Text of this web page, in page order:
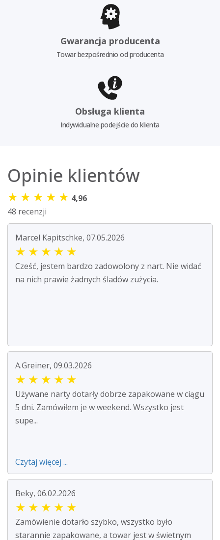
Gwarancja producenta
Towar bezpośrednio od producenta
Obsługa klienta
Indywidualne podejście do klienta
Opinie klientów
★ ★ ★ ★ ★ 4,96
48 recenzji
Marcel Kapitschke, 07.05.2026
★ ★ ★ ★ ★
Cześć, jestem bardzo zadowolony z nart. Nie widać
na nich prawie żadnych śladów zużycia.
A.Greiner, 09.03.2026
★ ★ ★ ★ ★
Używane narty dotarły dobrze zapakowane w ciągu
5 dni. Zamówiłem je w weekend. Wszystko jest
supe...
Czytaj więcej ...
Beky, 06.02.2026
★ ★ ★ ★ ★
Zamówienie dotarło szybko, wszystko było
starannie zapakowane, a towar jest w świetnym